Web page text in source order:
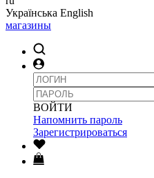
Українська English
магазины
ВОЙТИ
Напомнить пароль
Зарегистрироваться